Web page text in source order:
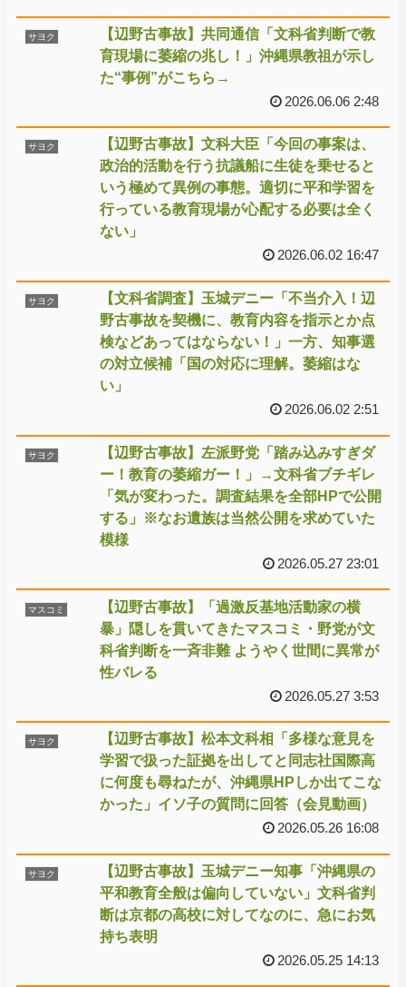
サヨク
【辺野古事故】共同通信「文科省判断で教
育現場に萎縮の兆し！」沖縄県教祖が示し
た“事例”がこちら→
2026.06.06 2:48
サヨク
【辺野古事故】文科大臣「今回の事案は、
政治的活動を行う抗議船に生徒を乗せると
いう極めて異例の事態。適切に平和学習を
行っている教育現場が心配する必要は全く
ない」
2026.06.02 16:47
サヨク
【文科省調査】玉城デニー「不当介入！辺
野古事故を契機に、教育内容を指示とか点
検などあってはならない！」一方、知事選
の対立候補「国の対応に理解。萎縮はな
い」
2026.06.02 2:51
サヨク
【辺野古事故】左派野党「踏み込みすぎダ
ー！教育の萎縮ガー！」→文科省ブチギレ
「気が変わった。調査結果を全部HPで公開
する」※なお遺族は当然公開を求めていた
模様
2026.05.27 23:01
マスコミ
【辺野古事故】「過激反基地活動家の横
暴」隠しを貫いてきたマスコミ・野党が文
科省判断を一斉非難 ようやく世間に異常が
性バレる
2026.05.27 3:53
サヨク
【辺野古事故】松本文科相「多様な意見を
学習で扱った証拠を出してと同志社国際高
に何度も尋ねたが、沖縄県HPしか出てこな
かった」イソ子の質問に回答（会見動画）
2026.05.26 16:08
サヨク
【辺野古事故】玉城デニー知事「沖縄県の
平和教育全般は偏向していない」文科省判
断は京都の高校に対してなのに、急にお気
持ち表明
2026.05.25 14:13